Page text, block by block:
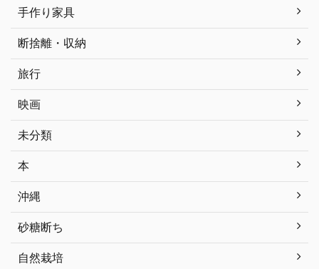
手作り家具
断捨離・収納
旅行
映画
未分類
本
沖縄
砂糖断ち
自然栽培